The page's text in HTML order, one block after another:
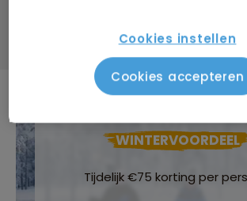
Data & prijzen
WINTERVOORDEEL
Tijdelijk €75 korting per
Cookies instellen
Cookies accepteren